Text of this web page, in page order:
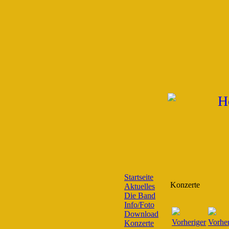
Startseite
Aktuelles
Die Band
Info/Foto
Download
Konzerte
Konzerte